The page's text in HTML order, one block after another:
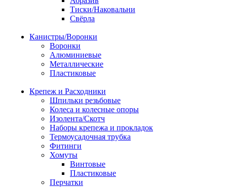
Тиски/Наковальни
Свёрла
Канистры/Воронки
Воронки
Алюминиевые
Металлические
Пластиковые
Крепеж и Расходники
Шпильки резьбовые
Колеса и колесные опоры
Изолента/Скотч
Наборы крепежа и прокладок
Термоусадочная трубка
Фитинги
Хомуты
Винтовые
Пластиковые
Перчатки